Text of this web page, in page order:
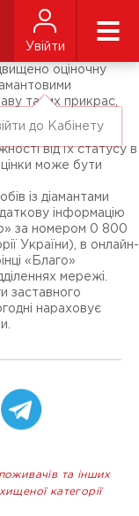
Увійти
до Кабінету
оціночну
таких прикрас,
позики.
на ще
від їх статусу в
може бути
із діамантами
інформацію
за номером 0 800
України), в онлайн-
«Благо»
мережі.
заставного
нараховує
та інших
категорії